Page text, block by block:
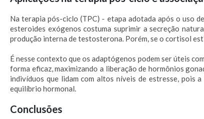
Na terapia pós-ciclo (TPC) - etapa adotada após o uso
esteroides exógenos costuma suprimir a secreção
produção interna de testosterona. Porém, se o cortisol
É nesse contexto que os adaptógenos podem ser úteis
forma eficaz, maximizando a liberação de hormônios
indivíduos que lidam com altos níveis de estresse, pois
equilíbrio hormonal.
Conclusões